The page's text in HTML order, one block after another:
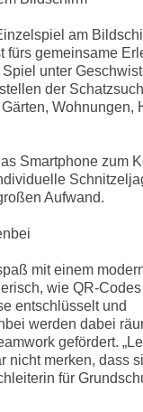
am
fürs gemeinsame
unter
der
Wohnungen,
Smartphone zum
Aufwand.
mit einem
wie QR-Codes
entschlüsselt und
werden dabei
gefördert.
nicht merken, dass
für